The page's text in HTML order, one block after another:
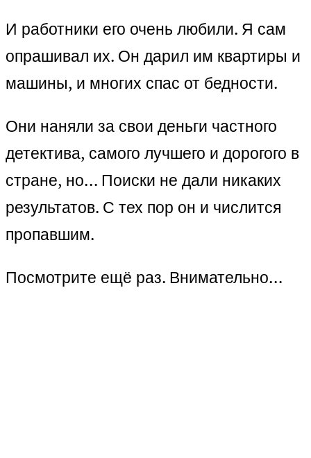
И работники его очень любили. Я сам
опрашивал их. Он дарил им квартиры и
машины, и многих спас от бедности.
Они наняли за свои деньги частного
детектива, самого лучшего и дорогого в
стране, но… Поиски не дали никаких
результатов. С тех пор он и числится
пропавшим.
Посмотрите ещё раз. Внимательно…